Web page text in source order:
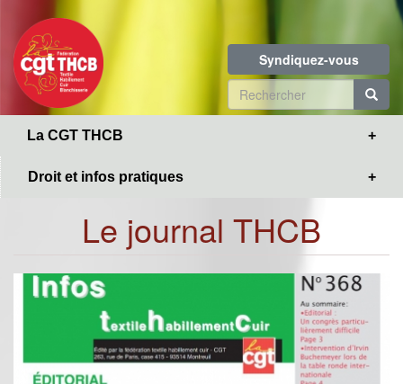
contenu
principal
Syndiquez-vous
Formulaire
de
La CGT THCB
Droit et infos pratiques
Le journal THCB